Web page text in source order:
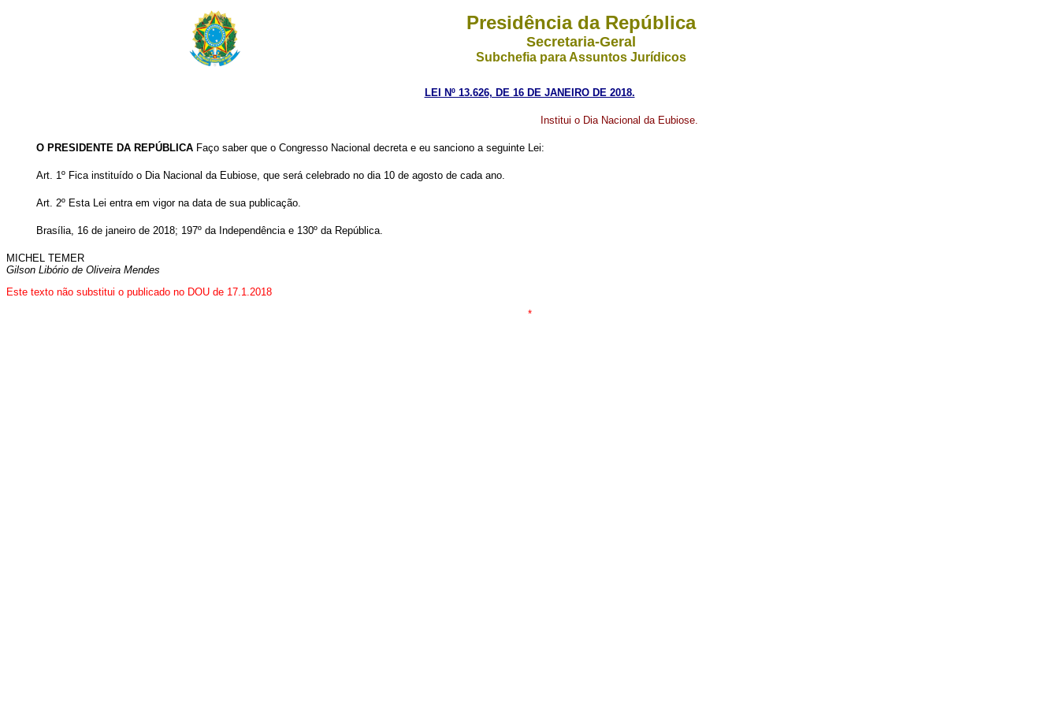
Presidência da República
Secretaria-Geral
Subchefia para Assuntos Jurídicos
LEI Nº 13.626, DE 16 DE JANEIRO DE 2018.
Institui o Dia Nacional da Eubiose.
O PRESIDENTE DA REPÚBLICA Faço saber que o Congresso Nacional decreta e eu sanciono a seguinte Lei:
Art. 1º Fica instituído o Dia Nacional da Eubiose, que será celebrado no dia 10 de agosto de cada ano.
Art. 2º Esta Lei entra em vigor na data de sua publicação.
Brasília, 16 de janeiro de 2018; 197º da Independência e 130º da República.
MICHEL TEMER
Gilson Libório de Oliveira Mendes
Este texto não substitui o publicado no DOU de 17.1.2018
*